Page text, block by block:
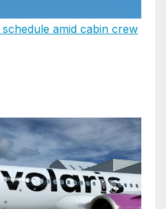
amid cabin crew